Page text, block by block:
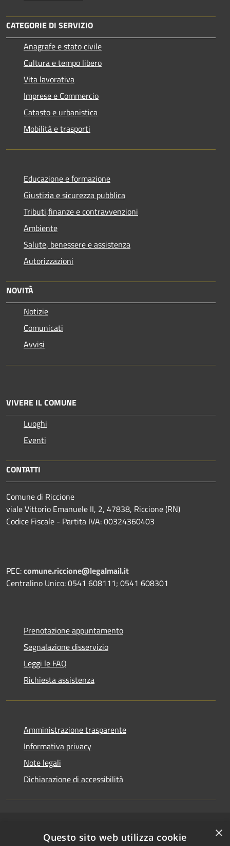
CATEGORIE DI SERVIZIO
Anagrafe e stato civile
Cultura e tempo libero
Vita lavorativa
Imprese e Commercio
Catasto e urbanistica
Mobilità e trasporti
Educazione e formazione
Giustizia e sicurezza pubblica
Tributi,finanze e contravvenzioni
Ambiente
Salute, benessere e assistenza
Autorizzazioni
NOVITÀ
Notizie
Comunicati
Avvisi
VIVERE IL COMUNE
Luoghi
Eventi
CONTATTI
Comune di Riccione
viale Vittorio Emanuele II, 2, 47838, Riccione (RN)
Codice Fiscale - Partita IVA: 00324360403
PEC:comune.riccione@legalmail.it
Centralino Unico: 0541 608111; 0541 608301
Prenotazione appuntamento
Segnalazione disservizio
Leggi le FAQ
Richiesta assistenza
Amministrazione trasparente
Informativa privacy
Note legali
Dichiarazione di accessibilità
Accessibilità
Copyright © 2026 • Comune di
Riccione • Powered by
×
Questo sito web utilizza cookie